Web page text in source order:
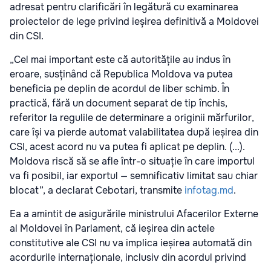
adresat pentru clarificări în legătură cu examinarea
proiectelor de lege privind ieșirea definitivă a Moldovei
din CSI.
„Cel mai important este că autoritățile au indus în
eroare, susținând că Republica Moldova va putea
beneficia pe deplin de acordul de liber schimb. În
practică, fără un document separat de tip închis,
referitor la regulile de determinare a originii mărfurilor,
care își va pierde automat valabilitatea după ieșirea din
CSI, acest acord nu va putea fi aplicat pe deplin. (...).
Moldova riscă să se afle într-o situație în care importul
va fi posibil, iar exportul — semnificativ limitat sau chiar
blocat”, a declarat Cebotari, transmite infotag.md.
Ea a amintit de asigurările ministrului Afacerilor Externe
al Moldovei în Parlament, că ieșirea din actele
constitutive ale CSI nu va implica ieșirea automată din
acordurile internaționale, inclusiv din acordul privind